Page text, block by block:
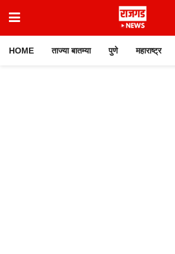
HOME ताज्या बातम्या पुणे महाराष्ट्र